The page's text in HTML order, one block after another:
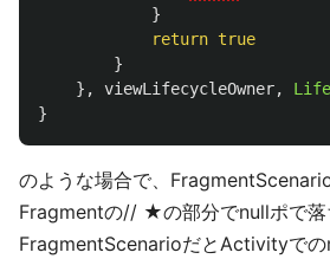
}
return true
}
},
viewLifecycleOwner,
}
のような場合で、
Fragmentの// ★の部分でnullポで落
FragmentScenarioだとActivityで